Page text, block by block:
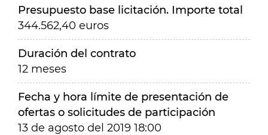
Presupuesto base licitación. Importe total
344.562,40 euros
Duración del contrato
12 meses
Fecha y hora límite de presentación de
ofertas o solicitudes de participación
13 de agosto del 2019 18:00